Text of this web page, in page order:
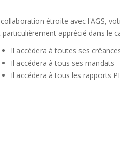
collaboration étroite avec l'AGS,
particulièrement apprécié dans le
Il accédera à toutes ses
Il accédera à tous ses mandats
Il accédera à tous les rapports